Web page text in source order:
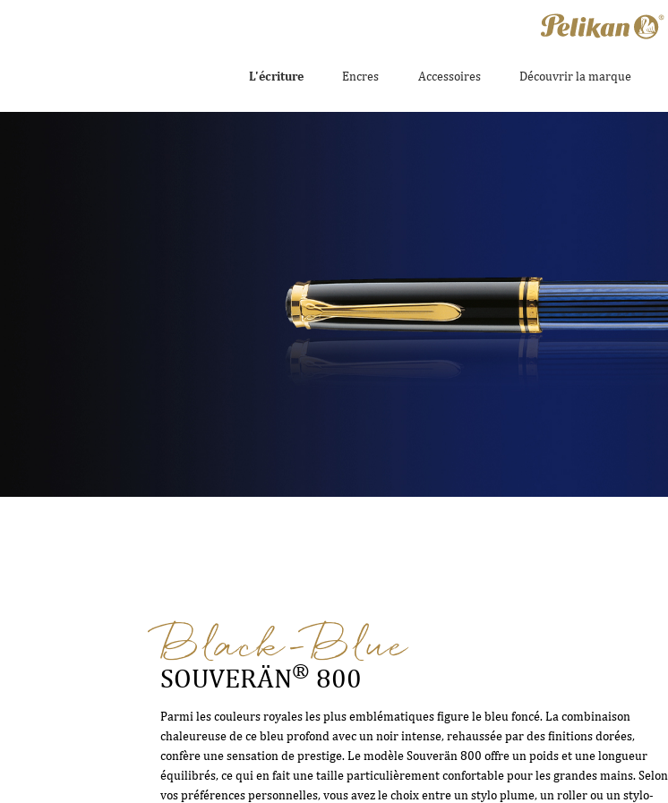
L'écriture Encres Accessoires Découvrir la marque
Black-Blue
SOUVERÄN® 800
Parmi les couleurs royales les plus emblématiques figure le bleu foncé. La combinaison
chaleureuse de ce bleu profond avec un noir intense, rehaussée par des finitions dorées,
confère une sensation de prestige. Le modèle Souverän 800 offre un poids et une longueur
équilibrés, ce qui en fait une taille particulièrement confortable pour les grandes mains. Selon
vos préférences personnelles, vous avez le choix entre un stylo plume, un roller ou un stylo-